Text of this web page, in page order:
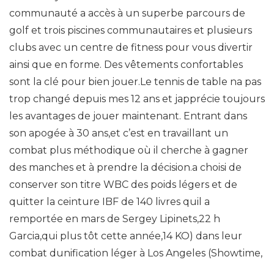
communauté a accès à un superbe parcours de
golf et trois piscines communautaires et plusieurs
clubs avec un centre de fitness pour vous divertir
ainsi que en forme. Des vêtements confortables
sont la clé pour bien jouer.Le tennis de table na pas
trop changé depuis mes 12 ans et japprécie toujours
les avantages de jouer maintenant. Entrant dans
son apogée à 30 ans,et c’est en travaillant un
combat plus méthodique où il cherche à gagner
des manches et à prendre la décision.a choisi de
conserver son titre WBC des poids légers et de
quitter la ceinture IBF de 140 livres quil a
remportée en mars de Sergey Lipinets,22 h
Garcia,qui plus tôt cette année,14 KO) dans leur
combat dunification léger à Los Angeles (Showtime,